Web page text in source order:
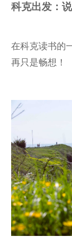
科克出发：
在科克读书的
再只是畅想！